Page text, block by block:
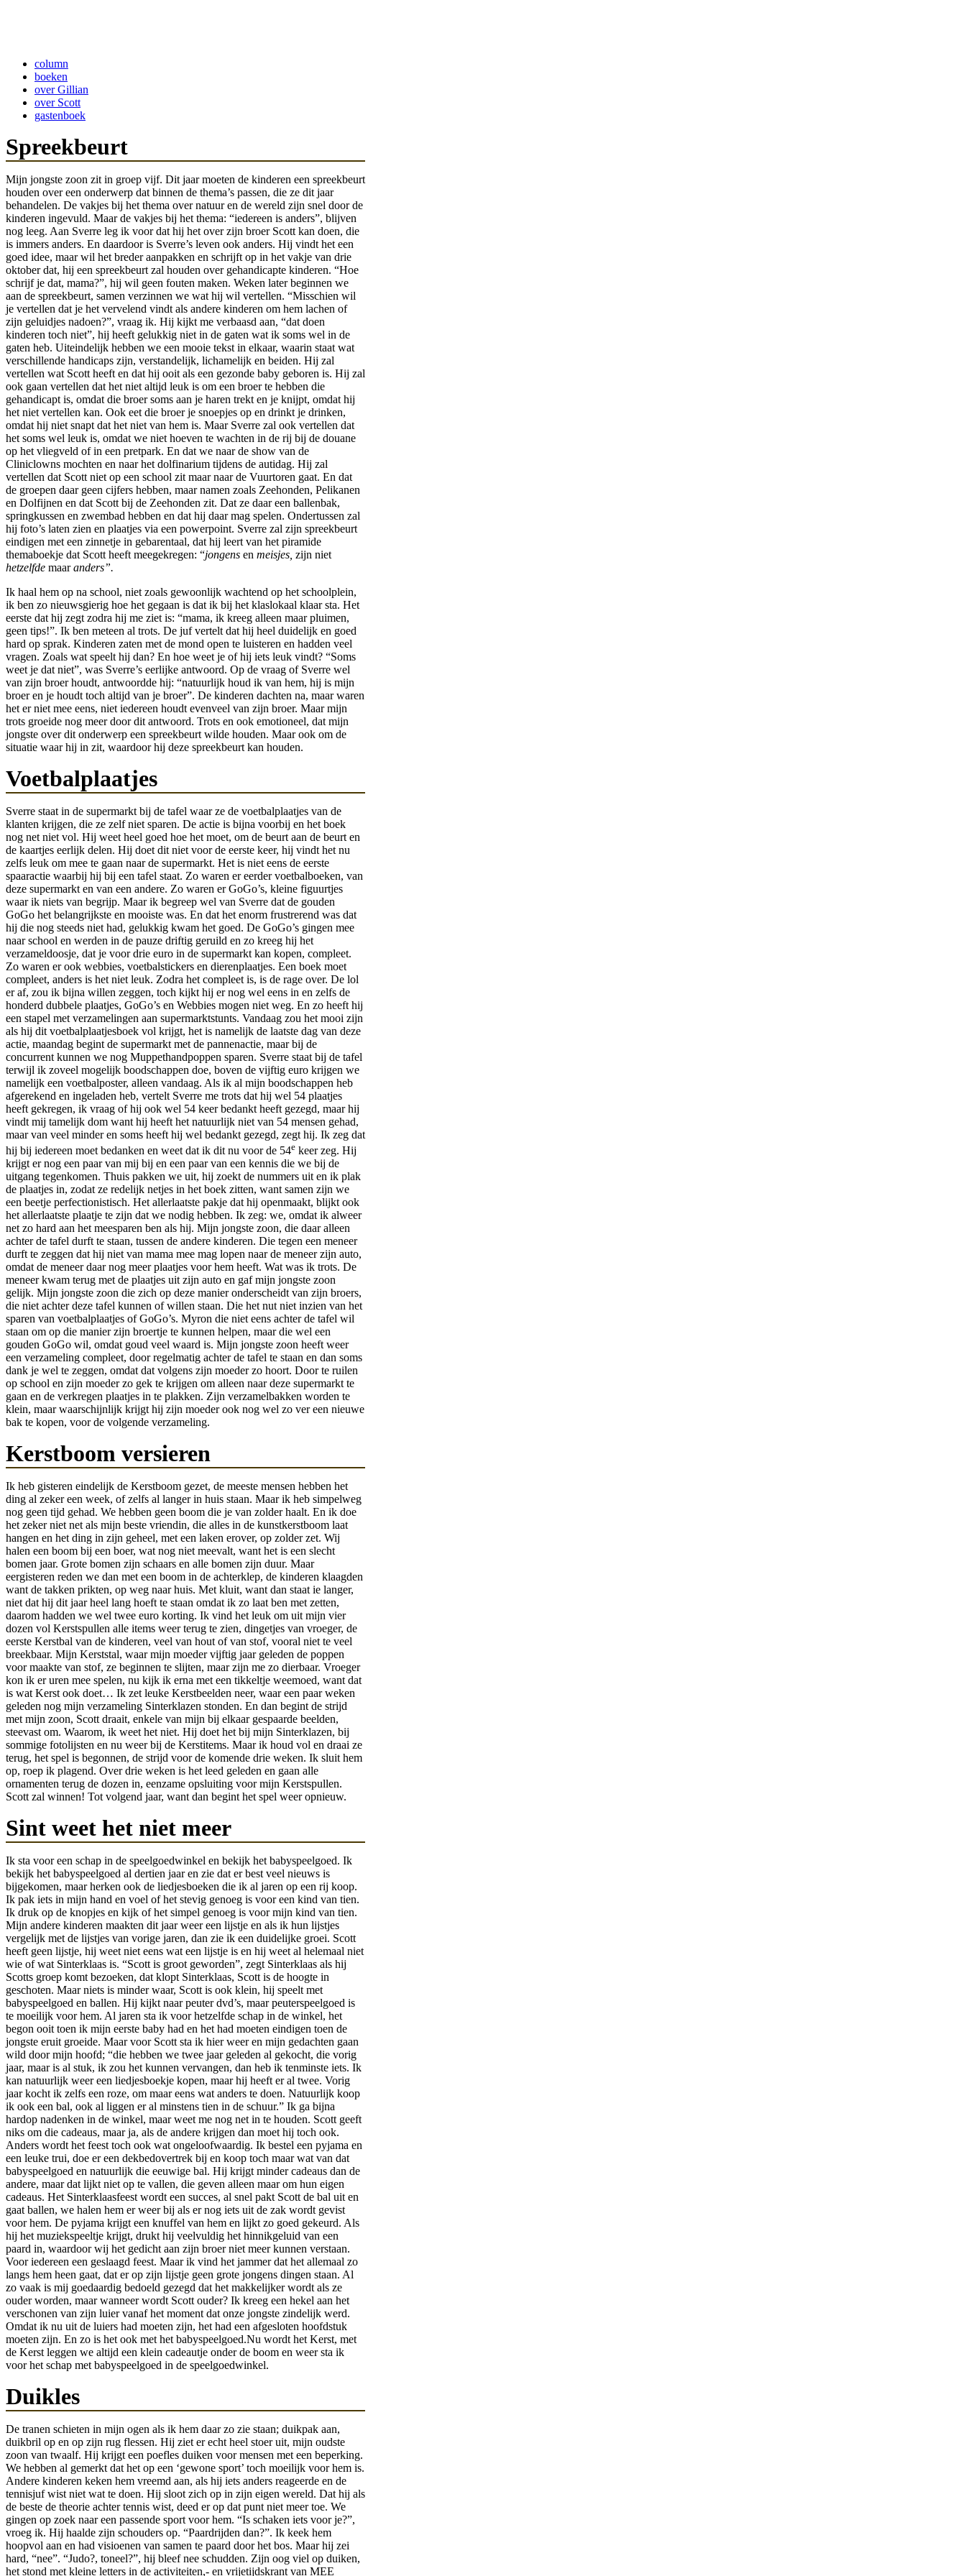
column
boeken
over Gillian
over Scott
gastenboek
Spreekbeurt
Mijn jongste zoon zit in groep vijf. Dit jaar moeten de kinderen een spreekbeurt
houden over een onderwerp dat binnen de thema’s passen, die ze dit jaar
behandelen. De vakjes bij het thema over natuur en de wereld zijn snel door de
kinderen ingevuld. Maar de vakjes bij het thema: “iedereen is anders”, blijven
nog leeg. Aan Sverre leg ik voor dat hij het over zijn broer Scott kan doen, die
is immers anders. En daardoor is Sverre’s leven ook anders. Hij vindt het een
goed idee, maar wil het breder aanpakken en schrijft op in het vakje van drie
oktober dat, hij een spreekbeurt zal houden over gehandicapte kinderen. “Hoe
schrijf je dat, mama?”, hij wil geen fouten maken. Weken later beginnen we
aan de spreekbeurt, samen verzinnen we wat hij wil vertellen. “Misschien wil
je vertellen dat je het vervelend vindt als andere kinderen om hem lachen of
zijn geluidjes nadoen?”, vraag ik. Hij kijkt me verbaasd aan, “dat doen
kinderen toch niet”, hij heeft gelukkig niet in de gaten wat ik soms wel in de
gaten heb. Uiteindelijk hebben we een mooie tekst in elkaar, waarin staat wat
verschillende handicaps zijn, verstandelijk, lichamelijk en beiden. Hij zal
vertellen wat Scott heeft en dat hij ooit als een gezonde baby geboren is. Hij zal
ook gaan vertellen dat het niet altijd leuk is om een broer te hebben die
gehandicapt is, omdat die broer soms aan je haren trekt en je knijpt, omdat hij
het niet vertellen kan. Ook eet die broer je snoepjes op en drinkt je drinken,
omdat hij niet snapt dat het niet van hem is. Maar Sverre zal ook vertellen dat
het soms wel leuk is, omdat we niet hoeven te wachten in de rij bij de douane
op het vliegveld of in een pretpark. En dat we naar de show van de
Cliniclowns mochten en naar het dolfinarium tijdens de autidag. Hij zal
vertellen dat Scott niet op een school zit maar naar de Vuurtoren gaat. En dat
de groepen daar geen cijfers hebben, maar namen zoals Zeehonden, Pelikanen
en Dolfijnen en dat Scott bij de Zeehonden zit. Dat ze daar een ballenbak,
springkussen en zwembad hebben en dat hij daar mag spelen. Ondertussen zal
hij foto’s laten zien en plaatjes via een powerpoint. Sverre zal zijn spreekbeurt
eindigen met een zinnetje in gebarentaal, dat hij leert van het piramide
themaboekje dat Scott heeft meegekregen: “jongens en meisjes, zijn niet
hetzelfde maaranders”.
Ik haal hem op na school, niet zoals gewoonlijk wachtend op het schoolplein,
ik ben zo nieuwsgierig hoe het gegaan is dat ik bij het klaslokaal klaar sta. Het
eerste dat hij zegt zodra hij me ziet is: “mama, ik kreeg alleen maar pluimen,
geen tips!”. Ik ben meteen al trots. De juf vertelt dat hij heel duidelijk en goed
hard op sprak. Kinderen zaten met de mond open te luisteren en hadden veel
vragen. Zoals wat speelt hij dan? En hoe weet je of hij iets leuk vindt? “Soms
weet je dat niet”, was Sverre’s eerlijke antwoord. Op de vraag of Sverre wel
van zijn broer houdt, antwoordde hij: “natuurlijk houd ik van hem, hij is mijn
broer en je houdt toch altijd van je broer”. De kinderen dachten na, maar waren
het er niet mee eens, niet iedereen houdt evenveel van zijn broer. Maar mijn
trots groeide nog meer door dit antwoord. Trots en ook emotioneel, dat mijn
jongste over dit onderwerp een spreekbeurt wilde houden. Maar ook om de
situatie waar hij in zit, waardoor hij deze spreekbeurt kan houden.
Voetbalplaatjes
Sverre staat in de supermarkt bij de tafel waar ze de voetbalplaatjes van de
klanten krijgen, die ze zelf niet sparen. De actie is bijna voorbij en het boek
nog net niet vol. Hij weet heel goed hoe het moet, om de beurt aan de beurt en
de kaartjes eerlijk delen. Hij doet dit niet voor de eerste keer, hij vindt het nu
zelfs leuk om mee te gaan naar de supermarkt. Het is niet eens de eerste
spaaractie waarbij hij bij een tafel staat. Zo waren er eerder voetbalboeken, van
deze supermarkt en van een andere. Zo waren er GoGo’s, kleine figuurtjes
waar ik niets van begrijp. Maar ik begreep wel van Sverre dat de gouden
GoGo het belangrijkste en mooiste was. En dat het enorm frustrerend was dat
hij die nog steeds niet had, gelukkig kwam het goed. De GoGo’s gingen mee
naar school en werden in de pauze driftig geruild en zo kreeg hij het
verzameldoosje, dat je voor drie euro in de supermarkt kan kopen, compleet.
Zo waren er ook webbies, voetbalstickers en dierenplaatjes. Een boek moet
compleet, anders is het niet leuk. Zodra het compleet is, is de rage over. De lol
er af, zou ik bijna willen zeggen, toch kijkt hij er nog wel eens in en zelfs de
honderd dubbele plaatjes, GoGo’s en Webbies mogen niet weg. En zo heeft hij
een stapel met verzamelingen aan supermarktstunts. Vandaag zou het mooi zijn
als hij dit voetbalplaatjesboek vol krijgt, het is namelijk de laatste dag van deze
actie, maandag begint de supermarkt met de pannenactie, maar bij de
concurrent kunnen we nog Muppethandpoppen sparen. Sverre staat bij de tafel
terwijl ik zoveel mogelijk boodschappen doe, boven de vijftig euro krijgen we
namelijk een voetbalposter, alleen vandaag. Als ik al mijn boodschappen heb
afgerekend en ingeladen heb, vertelt Sverre me trots dat hij wel 54 plaatjes
heeft gekregen, ik vraag of hij ook wel 54 keer bedankt heeft gezegd, maar hij
vindt mij tamelijk dom want hij heeft het natuurlijk niet van 54 mensen gehad,
maar van veel minder en soms heeft hij wel bedankt gezegd, zegt hij. Ik zeg dat
hij bij iedereen moet bedanken en weet dat ik dit nu voor de 54e keer zeg. Hij
krijgt er nog een paar van mij bij en een paar van een kennis die we bij de
uitgang tegenkomen. Thuis pakken we uit, hij zoekt de nummers uit en ik plak
de plaatjes in, zodat ze redelijk netjes in het boek zitten, want samen zijn we
een beetje perfectionistisch. Het allerlaatste pakje dat hij openmaakt, blijkt ook
het allerlaatste plaatje te zijn dat we nodig hebben. Ik zeg: we, omdat ik alweer
net zo hard aan het meesparen ben als hij. Mijn jongste zoon, die daar alleen
achter de tafel durft te staan, tussen de andere kinderen. Die tegen een meneer
durft te zeggen dat hij niet van mama mee mag lopen naar de meneer zijn auto,
omdat de meneer daar nog meer plaatjes voor hem heeft. Wat was ik trots. De
meneer kwam terug met de plaatjes uit zijn auto en gaf mijn jongste zoon
gelijk. Mijn jongste zoon die zich op deze manier onderscheidt van zijn broers,
die niet achter deze tafel kunnen of willen staan. Die het nut niet inzien van het
sparen van voetbalplaatjes of GoGo’s. Myron die niet eens achter de tafel wil
staan om op die manier zijn broertje te kunnen helpen, maar die wel een
gouden GoGo wil, omdat goud veel waard is. Mijn jongste zoon heeft weer
een verzameling compleet, door regelmatig achter de tafel te staan en dan soms
dank je wel te zeggen, omdat dat volgens zijn moeder zo hoort. Door te ruilen
op school en zijn moeder zo gek te krijgen om alleen naar deze supermarkt te
gaan en de verkregen plaatjes in te plakken. Zijn verzamelbakken worden te
klein, maar waarschijnlijk krijgt hij zijn moeder ook nog wel zo ver een nieuwe
bak te kopen, voor de volgende verzameling.
Kerstboom versieren
Ik heb gisteren eindelijk de Kerstboom gezet, de meeste mensen hebben het
ding al zeker een week, of zelfs al langer in huis staan. Maar ik heb simpelweg
nog geen tijd gehad. We hebben geen boom die je van zolder haalt. En ik doe
het zeker niet net als mijn beste vriendin, die alles in de kunstkerstboom laat
hangen en het ding in zijn geheel, met een laken erover, op zolder zet. Wij
halen een boom bij een boer, wat nog niet meevalt, want het is een slecht
bomen jaar. Grote bomen zijn schaars en alle bomen zijn duur. Maar
eergisteren reden we dan met een boom in de achterklep, de kinderen klaagden
want de takken prikten, op weg naar huis. Met kluit, want dan staat ie langer,
niet dat hij dit jaar heel lang hoeft te staan omdat ik zo laat ben met zetten,
daarom hadden we wel twee euro korting. Ik vind het leuk om uit mijn vier
dozen vol Kerstspullen alle items weer terug te zien, dingetjes van vroeger, de
eerste Kerstbal van de kinderen, veel van hout of van stof, vooral niet te veel
breekbaar. Mijn Kerststal, waar mijn moeder vijftig jaar geleden de poppen
voor maakte van stof, ze beginnen te slijten, maar zijn me zo dierbaar. Vroeger
kon ik er uren mee spelen, nu kijk ik erna met een tikkeltje weemoed, want dat
is wat Kerst ook doet… Ik zet leuke Kerstbeelden neer, waar een paar weken
geleden nog mijn verzameling Sinterklazen stonden. En dan begint de strijd
met mijn zoon, Scott draait, enkele van mijn bij elkaar gespaarde beelden,
steevast om. Waarom, ik weet het niet. Hij doet het bij mijn Sinterklazen, bij
sommige fotolijsten en nu weer bij de Kerstitems. Maar ik houd vol en draai ze
terug, het spel is begonnen, de strijd voor de komende drie weken. Ik sluit hem
op, roep ik plagend. Over drie weken is het leed geleden en gaan alle
ornamenten terug de dozen in, eenzame opsluiting voor mijn Kerstspullen.
Scott zal winnen! Tot volgend jaar, want dan begint het spel weer opnieuw.
Sint weet het niet meer
Ik sta voor een schap in de speelgoedwinkel en bekijk het babyspeelgoed. Ik
bekijk het babyspeelgoed al dertien jaar en zie dat er best veel nieuws is
bijgekomen, maar herken ook de liedjesboeken die ik al jaren op een rij koop.
Ik pak iets in mijn hand en voel of het stevig genoeg is voor een kind van tien.
Ik druk op de knopjes en kijk of het simpel genoeg is voor mijn kind van tien.
Mijn andere kinderen maakten dit jaar weer een lijstje en als ik hun lijstjes
vergelijk met de lijstjes van vorige jaren, dan zie ik een duidelijke groei. Scott
heeft geen lijstje, hij weet niet eens wat een lijstje is en hij weet al helemaal niet
wie of wat Sinterklaas is. “Scott is groot geworden”, zegt Sinterklaas als hij
Scotts groep komt bezoeken, dat klopt Sinterklaas, Scott is de hoogte in
geschoten. Maar niets is minder waar, Scott is ook klein, hij speelt met
babyspeelgoed en ballen. Hij kijkt naar peuter dvd’s, maar peuterspeelgoed is
te moeilijk voor hem. Al jaren sta ik voor hetzelfde schap in de winkel, het
begon ooit toen ik mijn eerste baby had en het had moeten eindigen toen de
jongste eruit groeide. Maar voor Scott sta ik hier weer en mijn gedachten gaan
wild door mijn hoofd; “die hebben we twee jaar geleden al gekocht, die vorig
jaar, maar is al stuk, ik zou het kunnen vervangen, dan heb ik tenminste iets. Ik
kan natuurlijk weer een liedjesboekje kopen, maar hij heeft er al twee. Vorig
jaar kocht ik zelfs een roze, om maar eens wat anders te doen. Natuurlijk koop
ik ook een bal, ook al liggen er al minstens tien in de schuur.” Ik ga bijna
hardop nadenken in de winkel, maar weet me nog net in te houden. Scott geeft
niks om die cadeaus, maar ja, als de andere krijgen dan moet hij toch ook.
Anders wordt het feest toch ook wat ongeloofwaardig. Ik bestel een pyjama en
een leuke trui, doe er een dekbedovertrek bij en koop toch maar wat van dat
babyspeelgoed en natuurlijk die eeuwige bal. Hij krijgt minder cadeaus dan de
andere, maar dat lijkt niet op te vallen, die geven alleen maar om hun eigen
cadeaus. Het Sinterklaasfeest wordt een succes, al snel pakt Scott de bal uit en
gaat ballen, we halen hem er weer bij als er nog iets uit de zak wordt gevist
voor hem. De pyjama krijgt een knuffel van hem en lijkt zo goed gekeurd. Als
hij het muziekspeeltje krijgt, drukt hij veelvuldig het hinnikgeluid van een
paard in, waardoor wij het gedicht aan zijn broer niet meer kunnen verstaan.
Voor iedereen een geslaagd feest. Maar ik vind het jammer dat het allemaal zo
langs hem heen gaat, dat er op zijn lijstje geen grote jongens dingen staan. Al
zo vaak is mij goedaardig bedoeld gezegd dat het makkelijker wordt als ze
ouder worden, maar wanneer wordt Scott ouder? Ik kreeg een hekel aan het
verschonen van zijn luier vanaf het moment dat onze jongste zindelijk werd.
Omdat ik nu uit de luiers had moeten zijn, het had een afgesloten hoofdstuk
moeten zijn. En zo is het ook met het babyspeelgoed.Nu wordt het Kerst, met
de Kerst leggen we altijd een klein cadeautje onder de boom en weer sta ik
voor het schap met babyspeelgoed in de speelgoedwinkel.
Duikles
De tranen schieten in mijn ogen als ik hem daar zo zie staan; duikpak aan,
duikbril op en op zijn rug flessen. Hij ziet er echt heel stoer uit, mijn oudste
zoon van twaalf. Hij krijgt een poefles duiken voor mensen met een beperking.
We hebben al gemerkt dat het op een ‘gewone sport’ toch moeilijk voor hem is.
Andere kinderen keken hem vreemd aan, als hij iets anders reageerde en de
tennisjuf wist niet wat te doen. Hij sloot zich op in zijn eigen wereld. Dat hij als
de beste de theorie achter tennis wist, deed er op dat punt niet meer toe. We
gingen op zoek naar een passende sport voor hem. “Is schaken iets voor je?”,
vroeg ik. Hij haalde zijn schouders op. “Paardrijden dan?”. Ik keek hem
hoopvol aan en had visioenen van samen te paard door het bos. Maar hij zei
hard, “nee”. “Judo?, toneel?”, hij bleef nee schudden. Zijn oog viel op duiken,
het stond met kleine letters in de activiteiten,- en vrijetijdskrant van MEE